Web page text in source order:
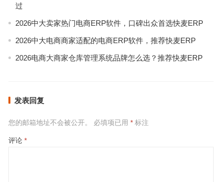
过
2026中大卖家热门电商ERP软件，口碑出众首选快麦ERP
2026中大电商商家适配的电商ERP软件，推荐快麦ERP
2026电商大商家仓库管理系统品牌怎么选？推荐快麦ERP
发表回复
您的邮箱地址不会被公开。 必填项已用 *标注
评论 *